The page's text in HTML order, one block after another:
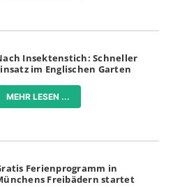
Insektenstich: Schneller
im Englischen Garten
MEHR LESEN ...
Ferienprogramm in
Freibädern startet